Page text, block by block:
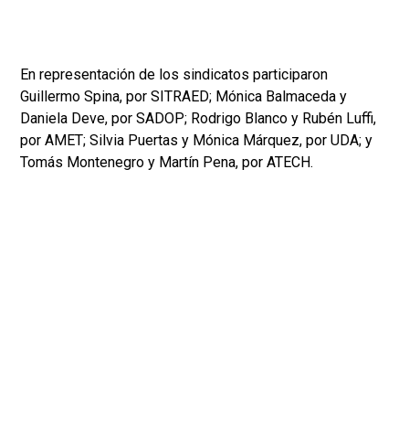
En representación de los sindicatos participaron
Guillermo Spina, por SITRAED; Mónica Balmaceda y
Daniela Deve, por SADOP; Rodrigo Blanco y Rubén Luffi,
por AMET; Silvia Puertas y Mónica Márquez, por UDA; y
Tomás Montenegro y Martín Pena, por ATECH.